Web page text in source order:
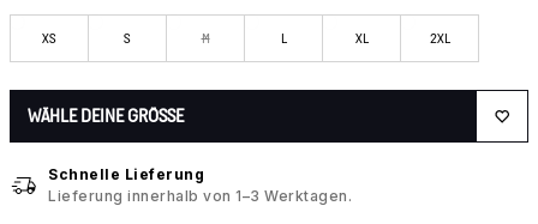
XS S M L XL 2XL
WÄHLE DEINE GRÖSSE
Schnelle Lieferung
Lieferung innerhalb von 1–3 Werktagen.